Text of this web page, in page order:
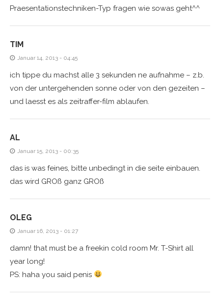
Praesentationstechniken-Typ fragen wie sowas geht^^
TIM
Januar 14, 2013 - 04:45
ich tippe du machst alle 3 sekunden ne aufnahme – z.b.
von der untergehenden sonne oder von den gezeiten –
und laesst es als zeitraffer-film ablaufen.
AL
Januar 15, 2013 - 00:35
das is was feines, bitte unbedingt in die seite einbauen.
das wird GROß ganz GROß
OLEG
Januar 16, 2013 - 01:27
damn! that must be a freekin cold room Mr. T-Shirt all
year long!
PS: haha you said penis